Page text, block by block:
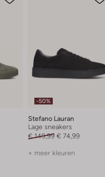
-50%
Stefano Lauran
Lage sneakers
€ 149,99 € 74,99
+ meer kleuren